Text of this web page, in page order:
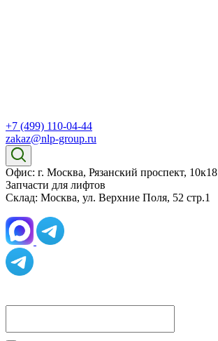
+7 (499) 110-04-44
zakaz@nlp-group.ru
Офис: г. Москва, Рязанский проспект, 10к18
Запчасти для лифтов
Склад: Москва, ул. Верхние Поля, 52 стр.1